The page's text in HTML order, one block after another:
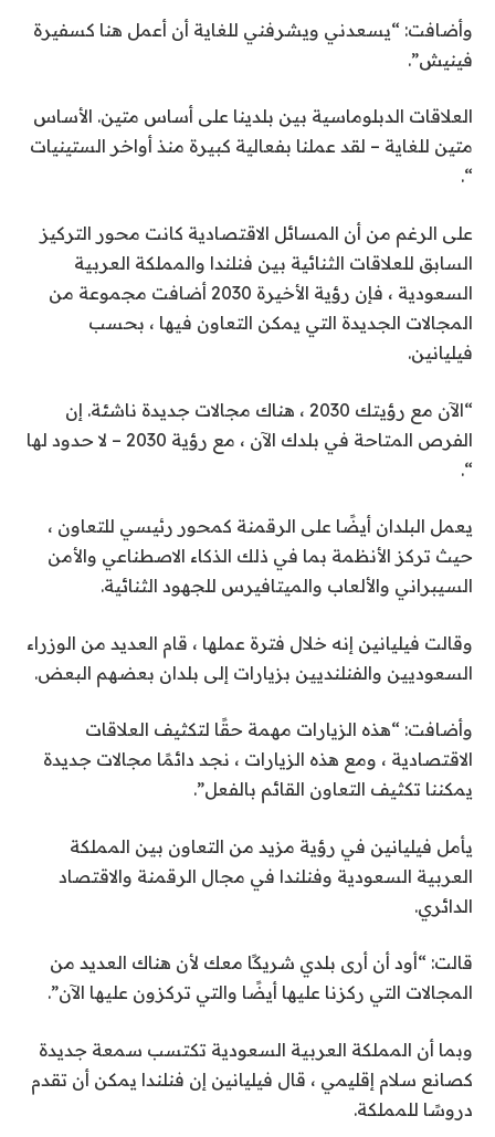
وأضافت: “يسعدني ويشرفني للغاية أن أعمل هنا كسفيرة
فينيش”.
العلاقات الدبلوماسية بين بلدينا على أساس متين. الأساس
متين للغاية – لقد عملنا بفعالية كبيرة منذ أواخر الستينيات
“.
على الرغم من أن المسائل الاقتصادية كانت محور التركيز
السابق للعلاقات الثنائية بين فنلندا والمملكة العربية
السعودية ، فإن رؤية الأخيرة 2030 أضافت مجموعة من
المجالات الجديدة التي يمكن التعاون فيها ، بحسب
فيليانين.
“الآن مع رؤيتك 2030 ، هناك مجالات جديدة ناشئة. إن
الفرص المتاحة في بلدك الآن ، مع رؤية 2030 – لا حدود لها
“.
يعمل البلدان أيضًا على الرقمنة كمحور رئيسي للتعاون ،
حيث تركز الأنظمة بما في ذلك الذكاء الاصطناعي والأمن
السيبراني والألعاب والميتافيرس للجهود الثنائية.
وقالت فيليانين إنه خلال فترة عملها ، قام العديد من الوزراء
السعوديين والفنلنديين بزيارات إلى بلدان بعضهم البعض.
وأضافت: “هذه الزيارات مهمة حقًا لتكثيف العلاقات
الاقتصادية ، ومع هذه الزيارات ، نجد دائمًا مجالات جديدة
يمكننا تكثيف التعاون القائم بالفعل”.
يأمل فيليانين في رؤية مزيد من التعاون بين المملكة
العربية السعودية وفنلندا في مجال الرقمنة والاقتصاد
الدائري.
قالت: “أود أن أرى بلدي شريكًا معك لأن هناك العديد من
المجالات التي ركزنا عليها أيضًا والتي تركزون عليها الآن”.
وبما أن المملكة العربية السعودية تكتسب سمعة جديدة
كصانع سلام إقليمي ، قال فيليانين إن فنلندا يمكن أن تقدم
دروسًا للمملكة.